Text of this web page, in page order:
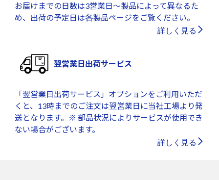
お届けまでの日数は3営業日～製品によって異なるた
め、出荷の予定日は各製品ページをご覧ください。
詳しく見る
翌営業日出荷サービス
「翌営業日出荷サービス」オプションをご利用いただ
くと、13時までのご注文は翌営業日に当社工場より発
送となります。※ 部品状況によりサービスが使用でき
ない場合がございます。
詳しく見る